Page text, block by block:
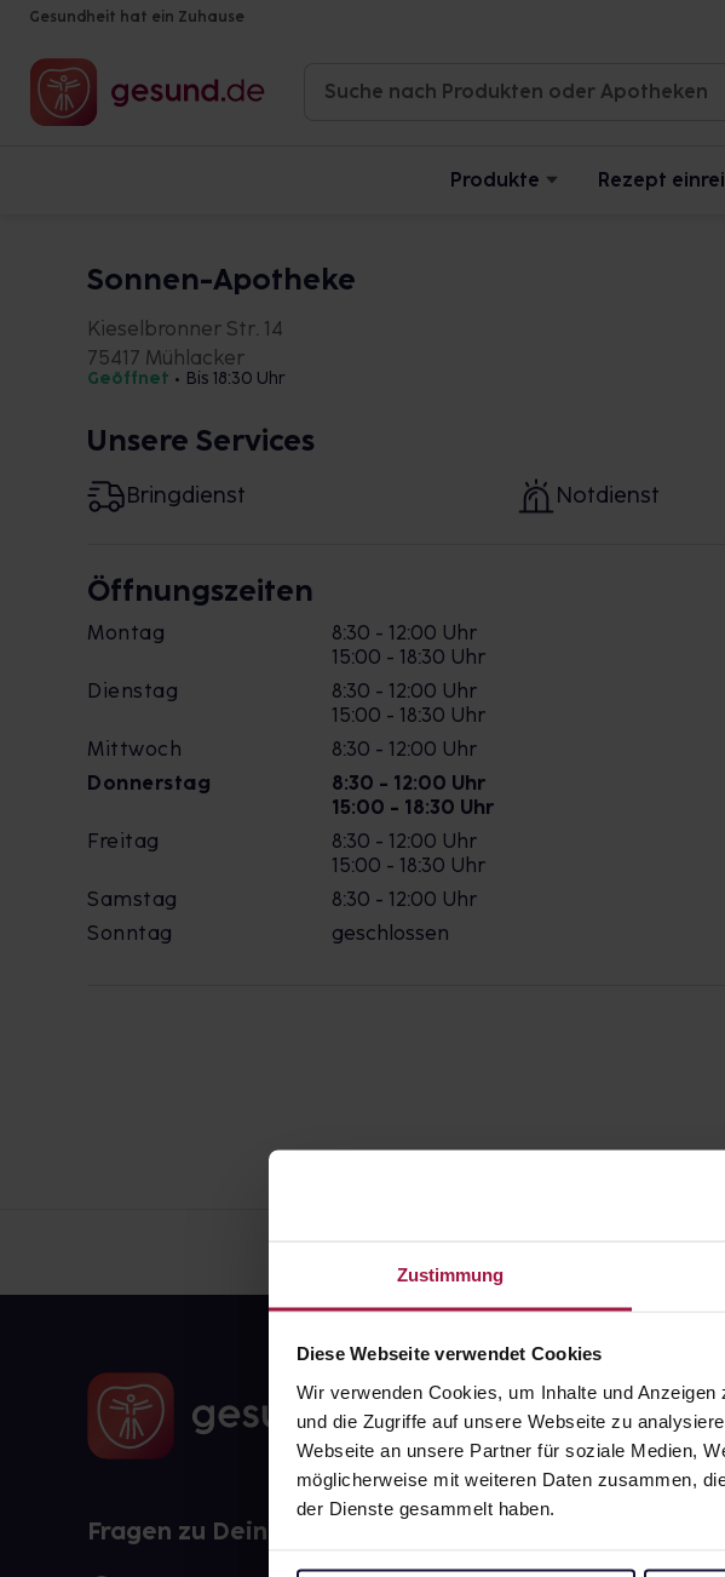
Zustimmung
Diese Webseite verwendet Cookies
Wir verwenden Cookies, um Inhalte und
und die Zugriffe auf unsere Webseite zu
Webseite an unsere Partner für soziale Medien,
möglicherweise mit weiteren Daten zusammen,
der Dienste gesammelt haben.
Gesundheit hat ein Zuhause
Produkte Rezept
Sonnen-Apotheke
Kieselbronner Str. 14
75417 Mühlacker
Geöffnet • Bis 18:30 Uhr
Unsere Services
Bringdienst Notdienst
Öffnungszeiten
Montag
8:30 - 12:00 Uhr
15:00 - 18:30 Uhr
Dienstag
8:30 - 12:00 Uhr
15:00 - 18:30 Uhr
Mittwoch
8:30 - 12:00 Uhr
Donnerstag
8:30 - 12:00 Uhr
15:00 - 18:30 Uhr
Freitag
8:30 - 12:00 Uhr
15:00 - 18:30 Uhr
Samstag
8:30 - 12:00 Uhr
Sonntag
geschlossen
Fragen zu Deiner Bestellung?